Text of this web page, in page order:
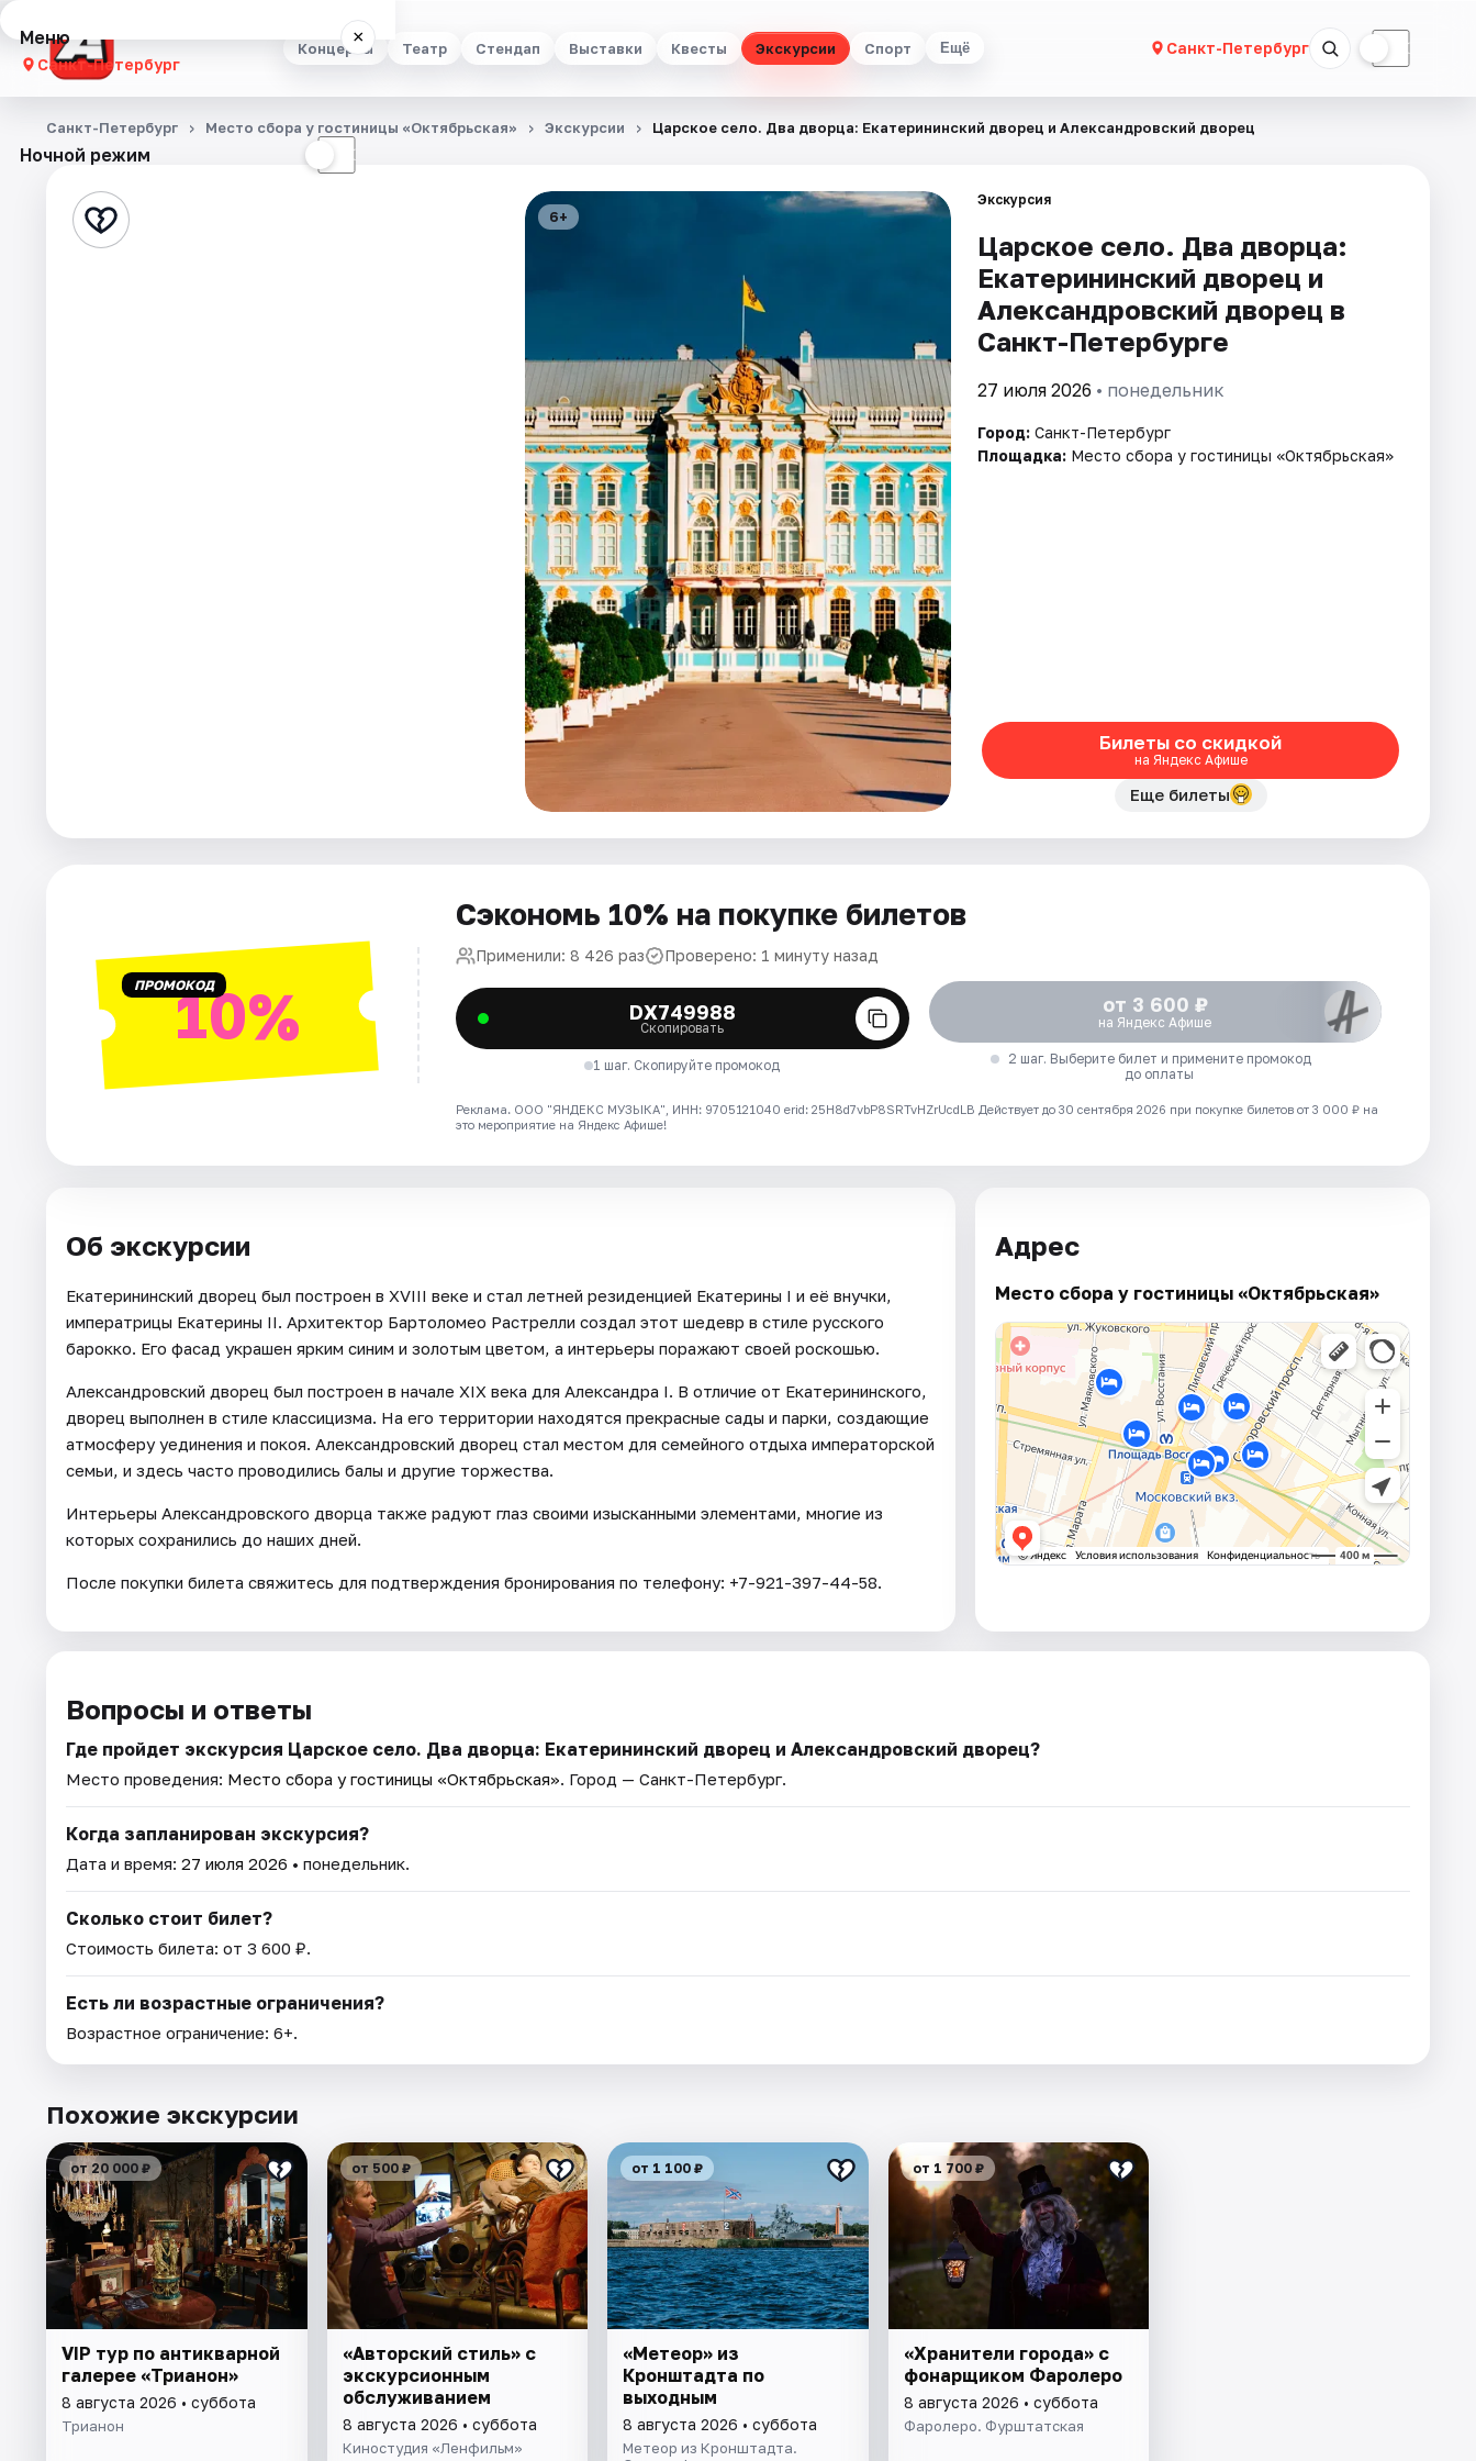
Концерты Театр Стендап Выставки Квесты Экскурсии Спорт Ещё Санкт-Петербург ☾
Меню ×
Санкт-Петербург
Концерты
Стендап
Ночной режим ☾
Санкт-Петербург Место сбора у гостиницы «Октябрьская» Экскурсии Царское село. Два дворца: Екатерининский дворец и Александровский дворец
6+
Экскурсия
Царское село. Два дворца:
Екатерининский дворец и
Александровский дворец в
Санкт-Петербурге
27 июля 2026 • понедельник
Город: Санкт-Петербург
Площадка: Место сбора у гостиницы «Октябрьская»
Билеты со скидкой
на Яндекс Афише
Еще билеты
ПРОМОКОД10%
Сэкономь 10% на покупке билетов
Применили: 8 426 раз Проверено: 1 минуту назад
DX749988
Скопировать
1 шаг. Скопируйте промокод
от 3 600 ₽
на Яндекс Афише
2 шаг. Выберите билет и примените промокод
до оплаты
Реклама. ООО "ЯНДЕКС МУЗЫКА", ИНН: 9705121040 erid: 25H8d7vbP8SRTvHZrUcdLB Действует до 30 сентября 2026 при покупке билетов от 3 000 ₽ на
это мероприятие на Яндекс Афише!
Об экскурсии
Екатерининский дворец был построен в XVIII веке и стал летней резиденцией Екатерины I и её внучки,
императрицы Екатерины II. Архитектор Бартоломео Растрелли создал этот шедевр в стиле русского
барокко. Его фасад украшен ярким синим и золотым цветом, а интерьеры поражают своей роскошью.
Александровский дворец был построен в начале XIX века для Александра I. В отличие от Екатерининского,
дворец выполнен в стиле классицизма. На его территории находятся прекрасные сады и парки, создающие
атмосферу уединения и покоя. Александровский дворец стал местом для семейного отдыха императорской
семьи, и здесь часто проводились балы и другие торжества.
Интерьеры Александровского дворца также радуют глаз своими изысканными элементами, многие из
которых сохранились до наших дней.
После покупки билета свяжитесь для подтверждения бронирования по телефону: +7-921-397-44-58.
Адрес
Место сбора у гостиницы «Октябрьская»
Вопросы и ответы
Где пройдет экскурсия Царское село. Два дворца: Екатерининский дворец и Александровский дворец?
Место проведения: Место сбора у гостиницы «Октябрьская». Город — Санкт-Петербург.
Когда запланирован экскурсия?
Дата и время: 27 июля 2026 • понедельник.
Сколько стоит билет?
Стоимость билета: от 3 600 ₽.
Есть ли возрастные ограничения?
Возрастное ограничение: 6+.
Похожие экскурсии
от 20 000 ₽
VIP тур по антикварной
галерее «Трианон»
8 августа 2026 • суббота
Трианон
от 500 ₽
«Авторский стиль» с
экскурсионным
обслуживанием
8 августа 2026 • суббота
Киностудия «Ленфильм»
от 1 100 ₽
«Метеор» из
Кронштадта по
выходным
8 августа 2026 • суббота
Метеор из Кронштадта.
от 1 700 ₽
«Хранители города» с
фонарщиком Фаролеро
8 августа 2026 • суббота
Фаролеро. Фурштатская